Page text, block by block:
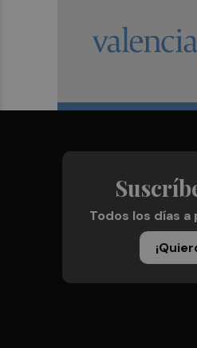
Todos los días